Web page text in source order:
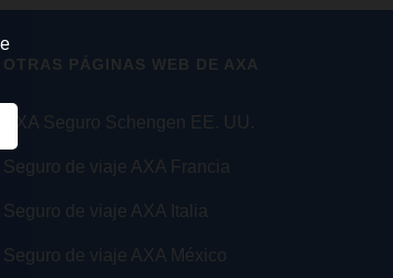
OTRAS PÁGINAS WEB DE AXA
AXA Seguro Schengen EE. UU.
Seguro de viaje AXA Francia
Seguro de viaje AXA Italia
Seguro de viaje AXA México